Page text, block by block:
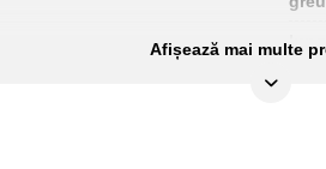
Afișează mai multe